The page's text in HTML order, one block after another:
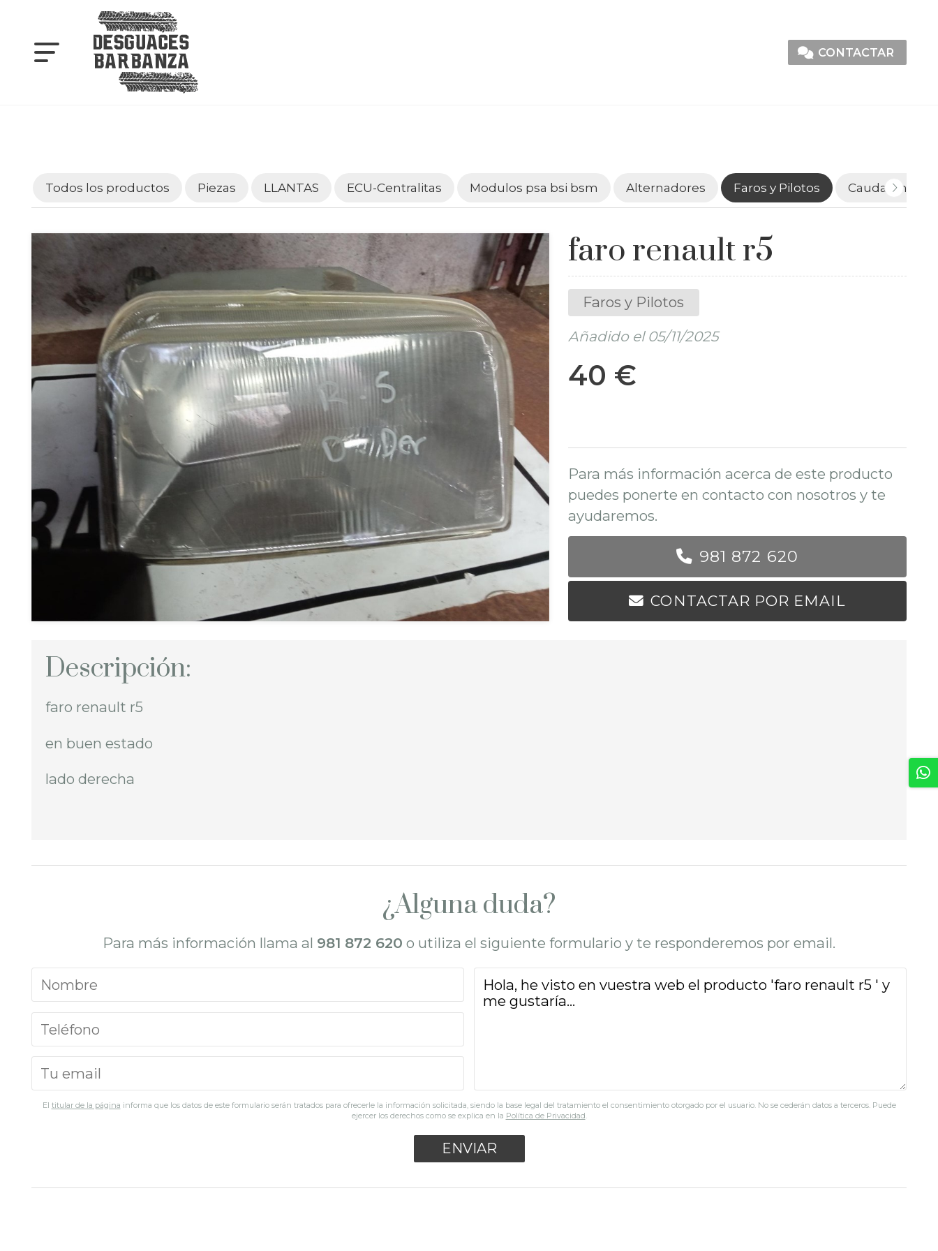
CONTACTAR
Todos los productos Piezas LLANTAS ECU-Centralitas Modulos psa bsi bsm Alternadores Faros y Pilotos Caudalímetros
faro renault r5
Faros y Pilotos
Añadido el 05/11/2025
40 €
Para más información acerca de este producto
puedes ponerte en contacto con nosotros y te
ayudaremos.
981 872 620
CONTACTAR POR EMAIL
Descripción:
faro renault r5
en buen estado
lado derecha
¿Alguna duda?
Para más información llama al 981 872 620 o utiliza el siguiente formulario y te responderemos por email.
El titular de la página informa que los datos de este formulario serán tratados para ofrecerle la información solicitada, siendo la base legal del tratamiento el consentimiento otorgado por el usuario. No se cederán datos a terceros. Puede
ejercer los derechos como se explica en la Política de Privacidad.